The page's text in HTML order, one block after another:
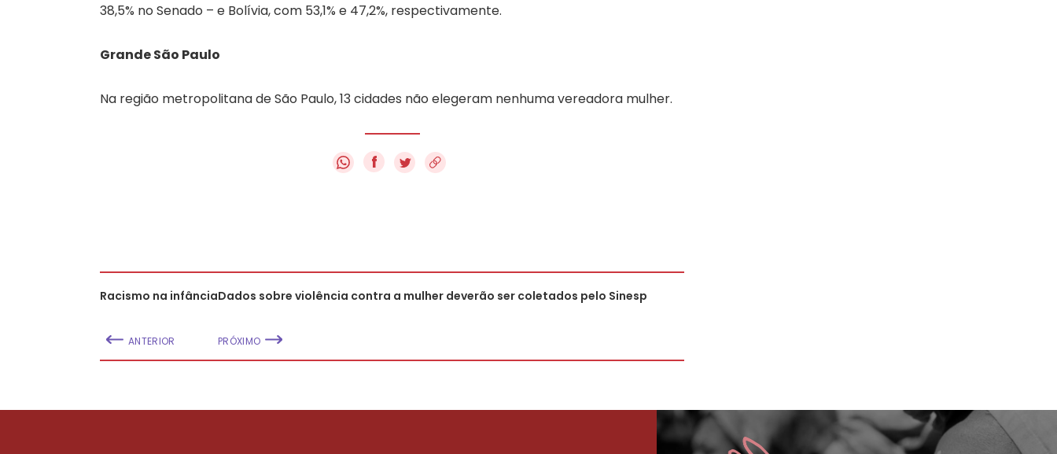
38,5% no Senado – e Bolívia, com 53,1% e 47,2%, respectivamente.
Grande São Paulo
Na região metropolitana de São Paulo, 13 cidades não elegeram nenhuma vereadora mulher.
f
Racismo na infância
ANTERIOR
Dados sobre violência contra a mulher deverão ser coletados pelo Sinesp
PRÓXIMO